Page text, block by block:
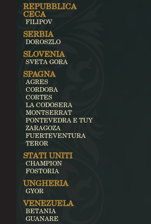
REPUBBLICA
CECA
FILIPOV
SERBIA
DOROSZLO
SLOVENIA
SVETA GORA
SPAGNA
AGRES
CORDOBA
CORTES
LA CODOSERA
MONTSERRAT
PONTEVEDRA E TUY
ZARAGOZA
FUERTEVENTURA
TEROR
STATI UNITI
CHAMPION
FOSTORIA
UNGHERIA
GYOR
VENEZUELA
BETANIA
GUANARE